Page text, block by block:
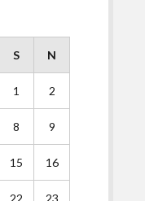
S N
1 2
8 9
15 16
22 23